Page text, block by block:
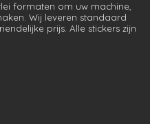
formaten om uw machine,
Wij leveren standaard
prijs. Alle stickers zijn